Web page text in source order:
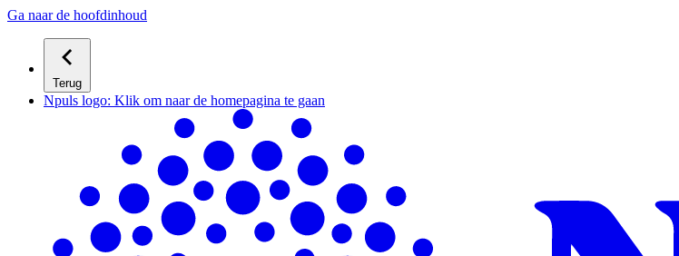
Ga naar de hoofdinhoud
Terug
Npuls logo: Klik om naar de homepagina te gaan